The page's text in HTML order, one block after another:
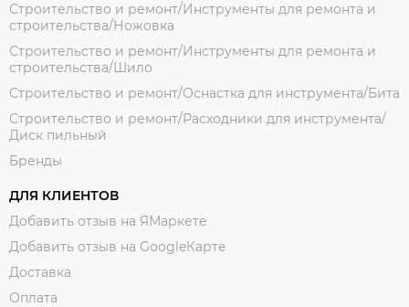
Строительство и ремонт/Инструменты для ремонта и
строительства/Ножовка
Строительство и ремонт/Инструменты для ремонта и
строительства/Шило
Строительство и ремонт/Оснастка для инструмента/Бита
Строительство и ремонт/Расходники для инструмента/
Диск пильный
Бренды
ДЛЯ КЛИЕНТОВ
Добавить отзыв на ЯМаркете
Добавить отзыв на GoogleКарте
Доставка
Оплата